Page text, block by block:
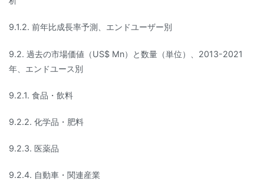
9.1.2. 前年比成長率予測、エンドユーザー別
9.2. 過去の市場価値（US$ Mn）と数量（単位）、2013-2021
年、エンドユース別
9.2.1. 食品・飲料
9.2.2. 化学品・肥料
9.2.3. 医薬品
9.2.4. 自動車・関連産業